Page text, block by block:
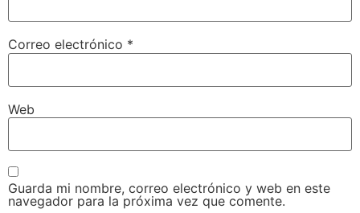
Correo electrónico *
Web
Guarda mi nombre, correo electrónico y web en este
navegador para la próxima vez que comente.